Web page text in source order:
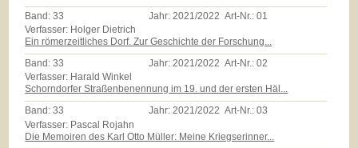
Band:33 Jahr: 2021/2022 Art-Nr.:01
Verfasser: Holger Dietrich
Ein römerzeitliches Dorf. Zur Geschichte der Forschung...
Band:33 Jahr:2021/2022 Art-Nr.:02
Verfasser: Harald Winkel
Schorndorfer Straßenbenennung im 19. und der ersten Häl...
Band:33 Jahr:2021/2022 Art-Nr.:03
Verfasser: Pascal Rojahn
Die Memoiren des Karl Otto Müller: Meine Kriegserinner...